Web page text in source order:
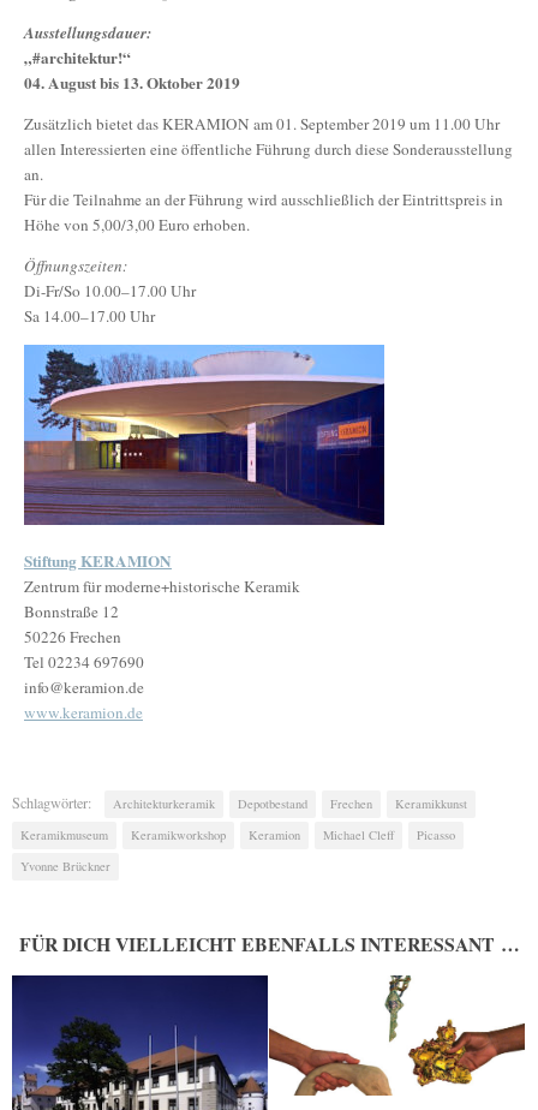
Ausstellungsdauer:
„#architektur!“
04. August bis 13. Oktober 2019
Zusätzlich bietet das KERAMION am 01. September 2019 um 11.00 Uhr
allen Interessierten eine öffentliche Führung durch diese Sonderausstellung
an.
Für die Teilnahme an der Führung wird ausschließlich der Eintrittspreis in
Höhe von 5,00/3,00 Euro erhoben.
Öffnungszeiten:
Di-Fr/So 10.00–17.00 Uhr
Sa 14.00–17.00 Uhr
Stiftung KERAMION
Zentrum für moderne+historische Keramik
Bonnstraße 12
50226 Frechen
Tel 02234 697690
info@keramion.de
www.keramion.de
Schlagwörter: Architekturkeramik Depotbestand Frechen
Keramikkunst
Keramikmuseum
Keramikworkshop Keramion Michael Cleff
Picasso
Yvonne Brückner
FÜR DICH VIELLEICHT EBENFALLS INTERESSANT …